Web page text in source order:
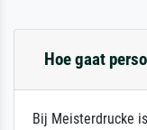
Hoe gaat
Bij Meisterdrucke